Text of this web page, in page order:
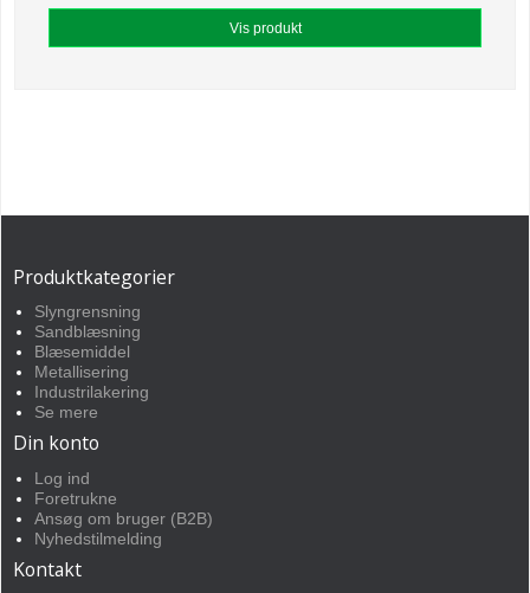
Vis produkt
Produktkategorier
Slyngrensning
Sandblæsning
Blæsemiddel
Metallisering
Industrilakering
Se mere
Din konto
Log ind
Foretrukne
Ansøg om bruger (B2B)
Nyhedstilmelding
Kontakt